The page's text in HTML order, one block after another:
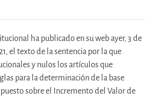
ha publicado en su web ayer, 3 de
el texto de la sentencia por la que
y nulos los artículos que
para la determinación de la base
sobre el Incremento del Valor de